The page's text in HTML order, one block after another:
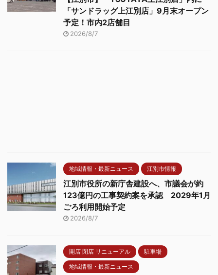
「サンドラッグ上江別店」9月末オープン
予定！市内2店舗目
2026/8/7
地域情報・最新ニュース 江別市情報
江別市役所の新庁舎建設へ、市議会が約
123億円の工事契約案を承認 2029年1月
ごろ利用開始予定
2026/8/7
開店 閉店 リニューアル 駐車場
地域情報・最新ニュース